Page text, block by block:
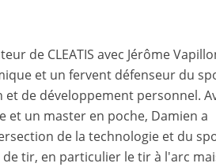
de CLEATIS avec Jérôme
et un fervent défenseur du
de développement personnel.
et un master en poche, Damien a
de la technologie et du
tir, en particulier le tir à l'arc